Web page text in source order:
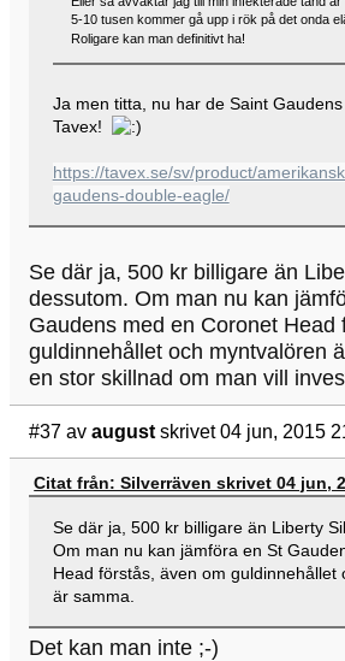
5-10 tusen kommer gå upp i rök på det onda
Roligare kan man definitivt ha!
Ja men titta, nu har de Saint
Tavex!
https://tavex.se/sv/product/
gaudens-double-eagle/
Se där ja, 500 kr billigare än
dessutom. Om man nu kan
Gaudens med en Coronet Head
guldinnehållet och myntvalören
en stor skillnad om man vill
#37 av august skrivet 04 jun, 2015
Citat från: Silverräven skrivet 04 jun,
Se där ja, 500 kr billigare än Liberty
Om man nu kan jämföra en St
Head förstås, även om guldinnehållet
är samma.
Det kan man inte ;-)